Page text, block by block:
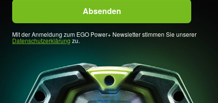
Mit der Anmeldung zum EGO Power+ Newsletter stimmen Sie unserer
Datenschutzerklärung zu.